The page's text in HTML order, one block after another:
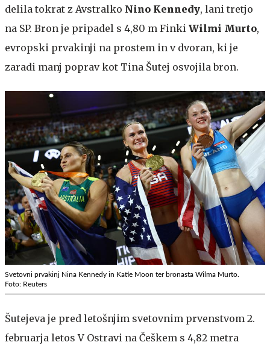
delila tokrat z Avstralko Nino Kennedy, lani tretjo
na SP. Bron je pripadel s 4,80 m Finki Wilmi Murto,
evropski prvakinji na prostem in v dvoran, ki je
zaradi manj poprav kot Tina Šutej osvojila bron.
Svetovni prvakinj Nina Kennedy in Katie Moon ter bronasta Wilma Murto.
Foto: Reuters
Šutejeva je pred letošnjim svetovnim prvenstvom 2.
februarja letos V Ostravi na Češkem s 4,82 metra